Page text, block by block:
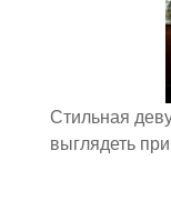
Стильная
выглядеть